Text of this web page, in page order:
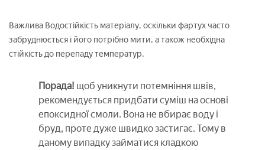
Важлива Водостійкість матеріалу, оскільки фартух часто
забруднюється і його потрібно мити, а також необхідна
стійкість до перепаду температур.
Порада! щоб уникнути потемніння швів,
рекомендується придбати суміш на основі
епоксидної смоли. Вона не вбирає воду і
бруд, проте дуже швидко застигає. Тому в
даному випадку займатися кладкою